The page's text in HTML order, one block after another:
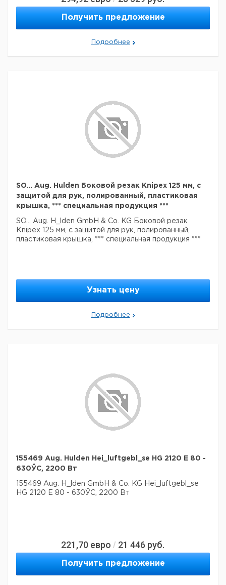
Получить предложение
Подробнее
SO... Aug. Hulden Боковой резак Knipex 125 мм, с
защитой для рук, полированный, пластиковая
крышка, *** специальная продукция ***
SO... Aug. H_lden GmbH & Co. KG Боковой резак
Knipex 125 мм, с защитой для рук, полированный,
пластиковая крышка, *** специальная продукция ***
Узнать цену
Подробнее
155469 Aug. Hulden Hei_luftgebl_se HG 2120 E 80 -
630ЎC, 2200 Вт
155469 Aug. H_lden GmbH & Co. KG Hei_luftgebl_se
HG 2120 E 80 - 630ЎC, 2200 Вт
221,70 евро / 21 446 руб.
Получить предложение